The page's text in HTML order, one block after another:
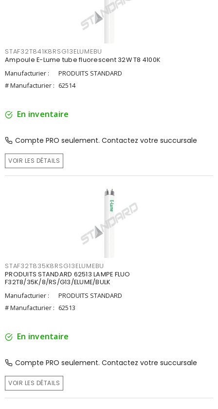
STAF32T841K8RSG13ELUMEBU
Ampoule E-Lume tube fluorescent 32W T8 4100K
Manufacturier :
PRODUITS STANDARD
# Manufacturier : 62514
En inventaire
Compte PRO seulement. Contactez votre succursale
VOIR LES DÉTAILS
STAF32T835K8RSG13ELUMEBU
PRODUITS STANDARD 62513 LAMPE FLUO
F32T8/35K/8/RS/G13/ELUME/BULK
Manufacturier :
PRODUITS STANDARD
# Manufacturier : 62513
En inventaire
Compte PRO seulement. Contactez votre succursale
VOIR LES DÉTAILS